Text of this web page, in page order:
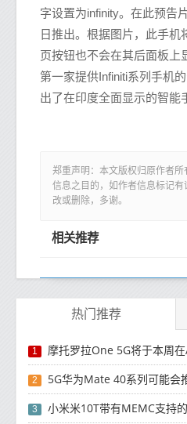
字设置为infinity。在此预告
日推出。根据图片，此手机
页按钮也不会在其后面板上
第一家提供Infiniti系列手机
出了在印度全面显示的智能
郑重声明：本文版权归原作者
信息之目的，如作者信息标记
改或删除，多谢。
相关推荐
热门推荐
1 摩托罗拉One 5G将于本周
2 5G华为Mate 40系列可能会
3 小米米10T带有MEMC支持